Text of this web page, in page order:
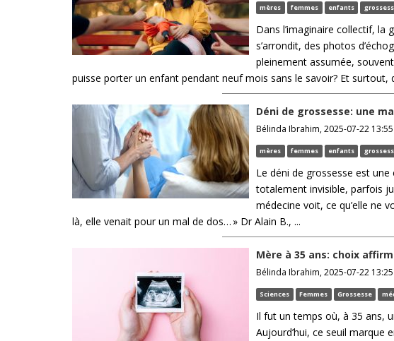
mères femmes enfants
Dans l’imaginaire collectif, la
s’arrondit, des photos
pleinement assumée,
puisse porter un enfant pendant neuf mois sans le savoir? Et surtout,
Déni de grossesse: une
Bélinda Ibrahim, 2025-07-22
mères femmes enfants
Le déni de grossesse est
totalement invisible, parfois
médecine voit, ce qu’elle ne
là, elle venait pour un mal de dos… » Dr Alain B., ...
Mère à 35 ans: choix
Bélinda Ibrahim, 2025-07-22
Sciences Femmes Grossesse
Il fut un temps où, à 35 ans,
Aujourd’hui, ce seuil marque